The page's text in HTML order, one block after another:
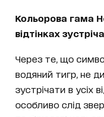
Кольорова гама
відтінках
Через те, що
водяний тигр, не
зустрічати в усіх
особливо слід